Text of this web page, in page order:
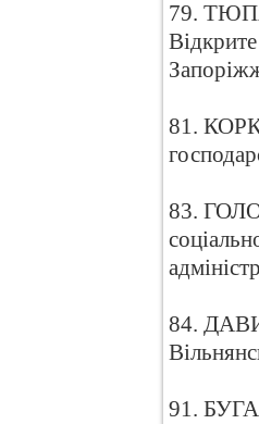
79.
81.
83.
84.
91.